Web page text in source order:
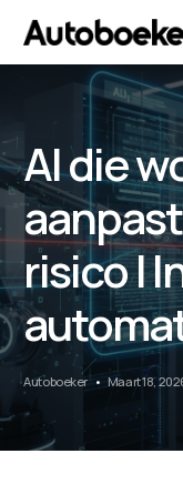
AI die
risico |
Autoboeker Maart 18,
AI